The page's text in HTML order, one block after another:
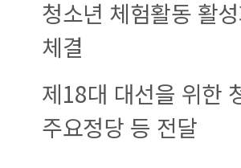
청소년 체험활동 활
체결
제18대 대선을 위한
주요정당 등 전달